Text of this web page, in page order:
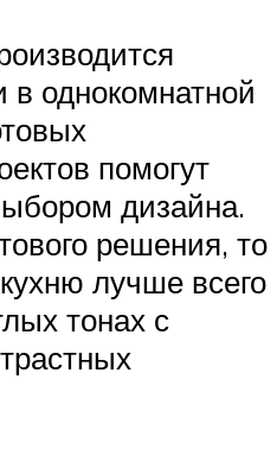
в однокомнатной
помогут
дизайна.
решения, то
лучше всего
тонах с